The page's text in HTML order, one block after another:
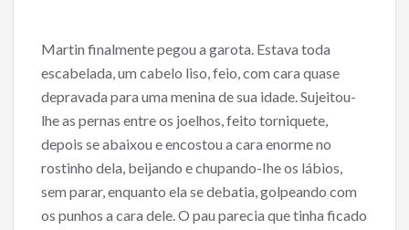
Martin finalmente pegou a garota. Estava toda
escabelada, um cabelo liso, feio, com cara quase
depravada para uma menina de sua idade. Sujeitou-
lhe as pernas entre os joelhos, feito torniquete,
depois se abaixou e encostou a cara enorme no
rostinho dela, beijando e chupando-Ihe os lábios,
sem parar, enquanto ela se debatia, golpeando com
os punhos a cara dele. O pau parecia que tinha ficado